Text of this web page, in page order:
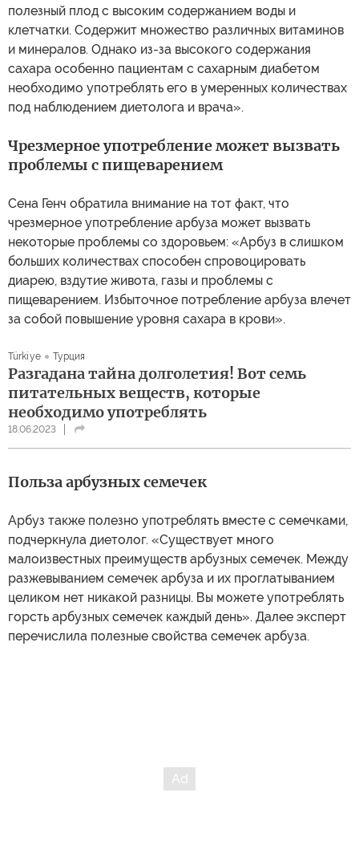
полезный плод с высоким содержанием воды и
клетчатки. Содержит множество различных витаминов
и минералов. Однако из-за высокого содержания
сахара особенно пациентам с сахарным диабетом
необходимо употреблять его в умеренных количествах
под наблюдением диетолога и врача».
Чрезмерное употребление может вызвать
проблемы с пищеварением
Сена Генч обратила внимание на тот факт, что
чрезмерное употребление арбуза может вызвать
некоторые проблемы со здоровьем: «Арбуз в слишком
больших количествах способен спровоцировать
диарею, вздутие живота, газы и проблемы с
пищеварением. Избыточное потребление арбуза влечет
за собой повышение уровня сахара в крови».
Türkiye Турция
Разгадана тайна долголетия! Вот семь
питательных веществ, которые
необходимо употреблять
18.06.2023
Польза арбузных семечек
Арбуз также полезно употреблять вместе с семечками,
подчеркнула диетолог. «Существует много
малоизвестных преимуществ арбузных семечек. Между
разжевыванием семечек арбуза и их проглатыванием
целиком нет никакой разницы. Вы можете употреблять
горсть арбузных семечек каждый день». Далее эксперт
перечислила полезные свойства семечек арбуза.